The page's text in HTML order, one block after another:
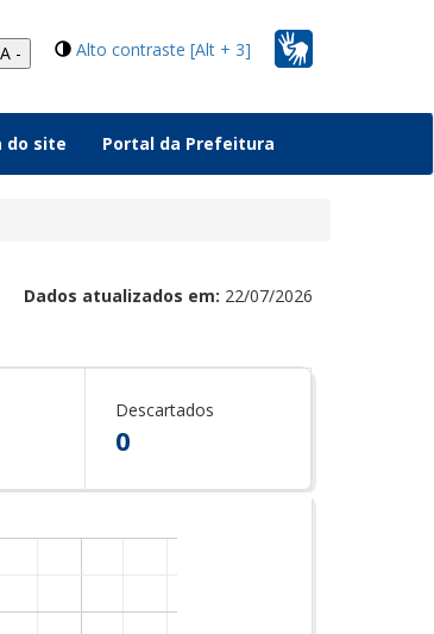
Alto contraste [Alt + 3]
A -
do site Portal da Prefeitura
Dados atualizados em: 22/07/2026
Descartados
0